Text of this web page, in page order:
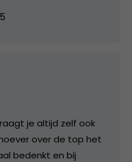
je altijd zelf ook
over de top het
bedenkt en bij